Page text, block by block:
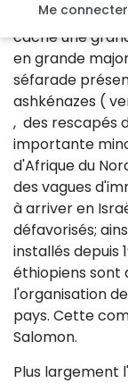
Me connecter
) de la
cache une
en grande
séfarade
ashkénazes (
, des rescapés
importante
d'Afrique du
des vagues
à arriver en
défavorisés;
installés depuis
éthiopiens sont
l'organisation
pays. Cette
Salomon.
Plus largement